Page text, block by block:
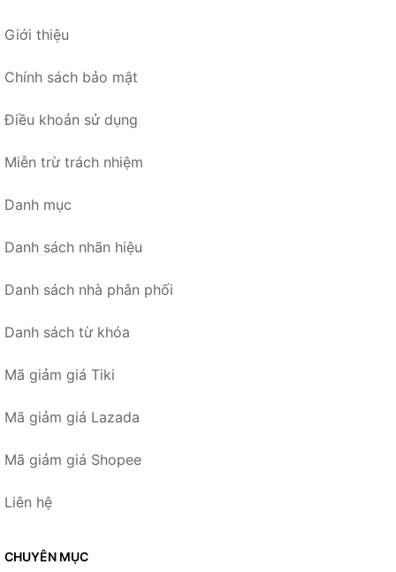
Giới thiệu
Chính sách bảo mật
Điều khoản sử dụng
Miễn trừ trách nhiệm
Danh mục
Danh sách nhãn hiệu
Danh sách nhà phân phối
Danh sách từ khóa
Mã giảm giá Tiki
Mã giảm giá Lazada
Mã giảm giá Shopee
Liên hệ
CHUYÊN MỤC